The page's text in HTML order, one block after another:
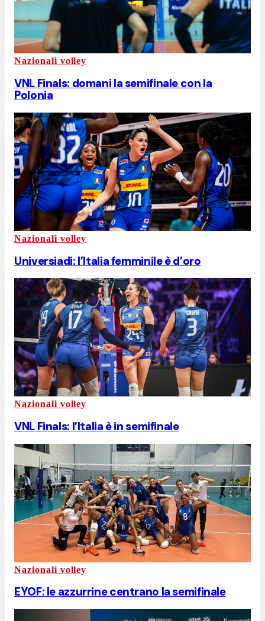
Nazionali volley
VNL Finals: domani la semifinale con la
Polonia
Nazionali volley
Universiadi: l’Italia femminile è d’oro
Nazionali volley
VNL Finals: l’Italia è in semifinale
Nazionali volley
EYOF: le azzurrine centrano la semifinale